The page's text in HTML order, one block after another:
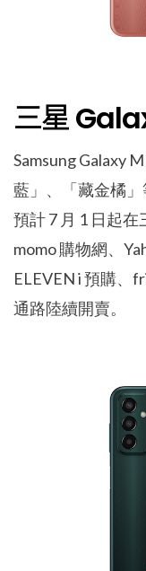
三星
Samsung Galaxy
藍」、「藏金橘」
預計 7 月 1 日起在
momo 購物網、
ELEVEN i 預購、
通路陸續開賣。